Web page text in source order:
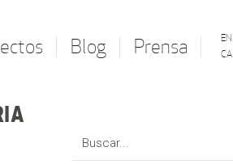
Blog Prensa
EN
CA
Search